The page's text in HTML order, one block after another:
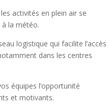
activités en plein air se
à la météo.
logistique qui facilite l’accès
dans les centres
équipes l’opportunité
et motivants.